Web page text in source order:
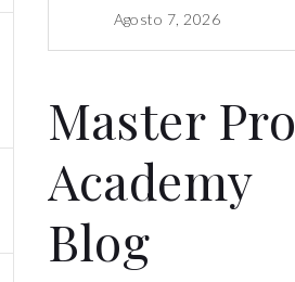
Agosto 7, 2026
Master Pro
Academy
Blog